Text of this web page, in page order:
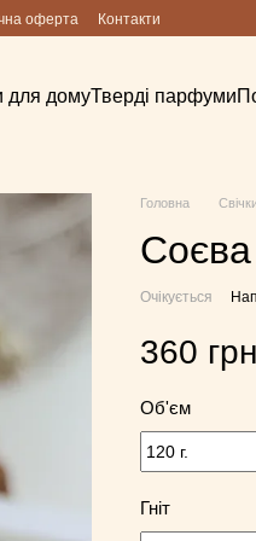
оферта Контакти
для домуТверді парфуми
Головна
Соєва
Очікується
360 грн
Об'єм
Гніт